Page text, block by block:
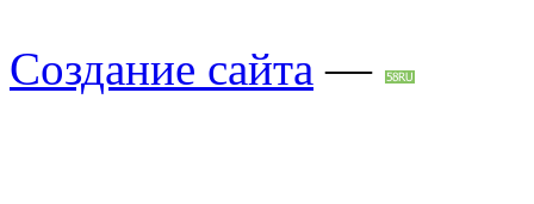
Создание сайта —